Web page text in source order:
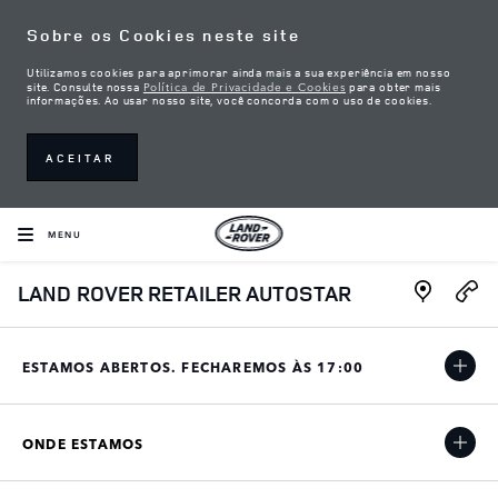
Sobre os Cookies neste site
Utilizamos cookies para aprimorar ainda mais a sua experiência em nosso
site. Consulte nossa Política de Privacidade e Cookies para obter mais
informações. Ao usar nosso site, você concorda com o uso de cookies.
ACEITAR
MENU
LAND ROVER RETAILER AUTOSTAR Link
ESTAMOS ABERTOS. FECHAREMOS ÀS 17:00
ONDE ESTAMOS